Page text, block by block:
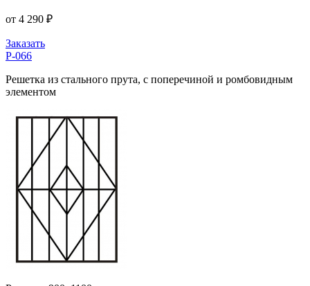
от 4 290 ₽
Заказать
P-066
Решетка из стального прута, с поперечиной и ромбовидным
элементом